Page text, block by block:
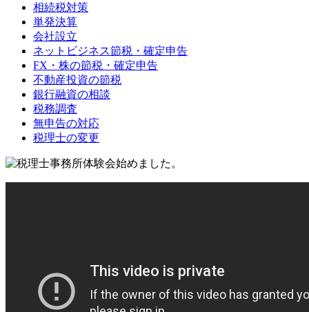
相続税対策
単発決算
会社設立
ネットビジネス節税・確定申告
FX・株の節税・確定申告
不動産投資の節税
銀行融資の相談
税務調査
無申告の対応
税理士の変更